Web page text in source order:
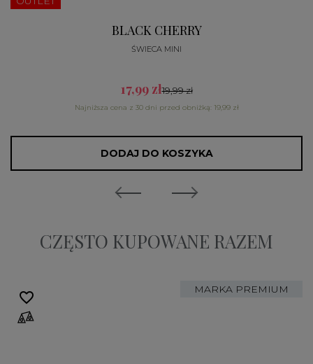
BLACK CHERRY
ŚWIECA MINI
17,99 zł19,99 zł
Najniższa cena z 30 dni przed obniżką: 19,99 zł
DODAJ DO KOSZYKA
CZĘSTO KUPOWANE RAZEM
MARKA PREMIUM
favorite_border